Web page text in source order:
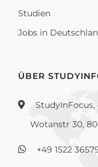
Studien
Jobs in
ÜBER
StudyInFocus,
Wotanstr 30,
+49 1522